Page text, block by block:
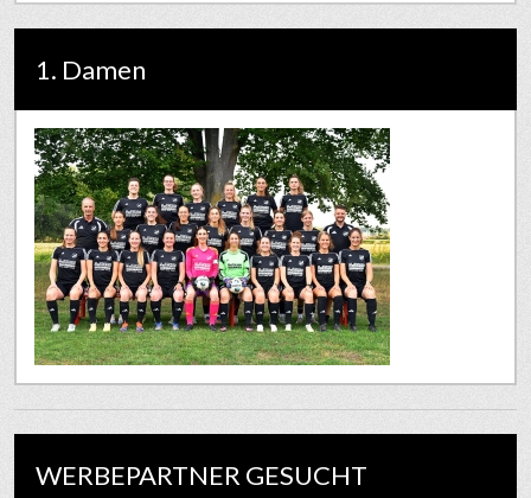
1. Damen
WERBEPARTNER GESUCHT